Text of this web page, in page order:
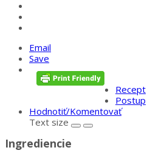
Email
Save
Recept
Postup
Hodnotiť/Komentovať
Text size
Ingrediencie